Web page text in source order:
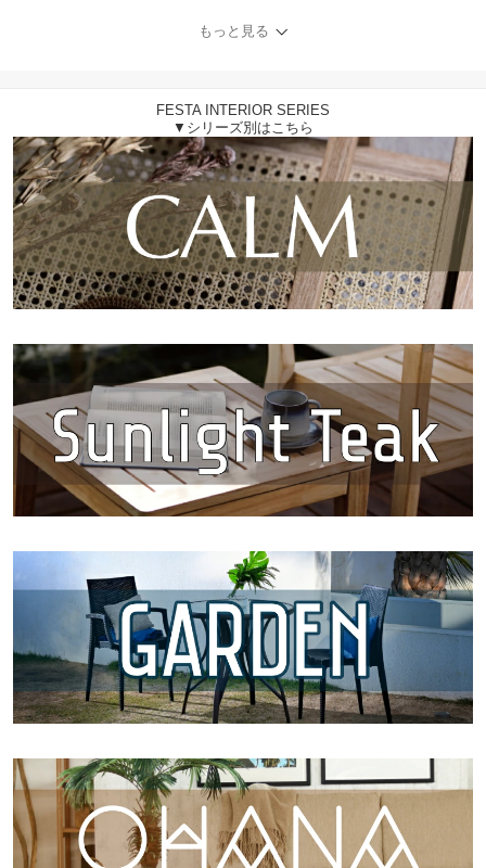
感 サロン風チェア ひと
り暮らし 可愛い おしゃ
国カフェ EWD101
もっと見る
FESTA INTERIOR SERIES
▼シリーズ別はこちら